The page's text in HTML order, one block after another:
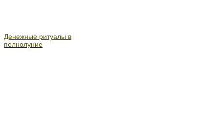
Денежные ритуалы в
полнолуние